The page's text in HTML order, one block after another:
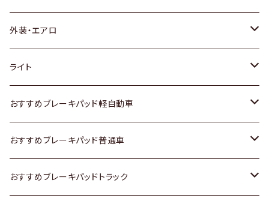
トヨタ
ホンダ
スズキ
日産
いすゞ
外装・エアロ
トヨタ
ホンダ
スズキ
日産
ライト
トヨタ
スズキ
日産
おすすめブレーキパッド軽自動車
トヨタ
ホンダ
おすすめブレーキパッド普通車
トヨタ
おすすめブレーキパッドトラック